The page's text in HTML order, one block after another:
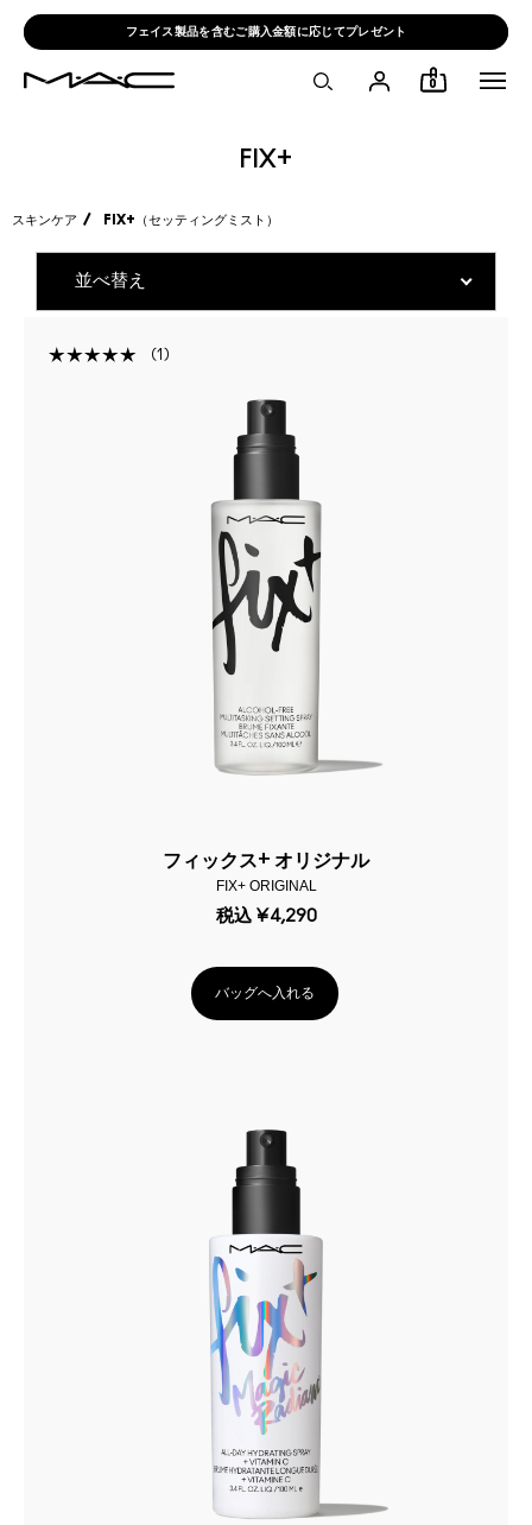
フェイス製品を含むご購入金額に応じてプレゼント
0
FIX+
スキンケア FIX+（セッティングミスト）
1
フィックス+ オリジナル
FIX+ ORIGINAL
税込 ¥4,290
バッグへ入れる